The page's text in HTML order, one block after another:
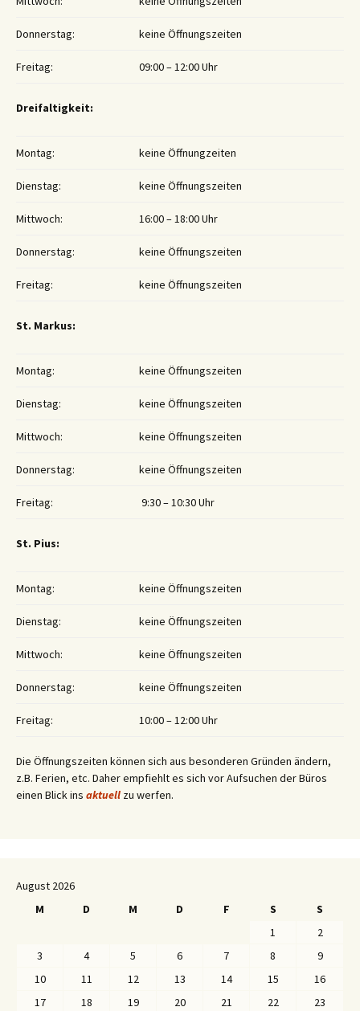
Donnerstag: keine Öffnungszeiten
Freitag: 09:00 – 12:00 Uhr
Dreifaltigkeit:
Montag: keine Öffnungzeiten
Dienstag: keine Öffnungszeiten
Mittwoch: 16:00 – 18:00 Uhr
Donnerstag: keine Öffnungszeiten
Freitag: keine Öffnungszeiten
St. Markus:
Montag: keine Öffnungszeiten
Dienstag: keine Öffnungszeiten
Mittwoch: keine Öffnungszeiten
Donnerstag: keine Öffnungszeiten
Freitag: 9:30 – 10:30 Uhr
St. Pius:
Montag: keine Öffnungszeiten
Dienstag: keine Öffnungszeiten
Mittwoch: keine Öffnungszeiten
Donnerstag: keine Öffnungszeiten
Freitag: 10:00 – 12:00 Uhr
Die Öffnungszeiten können sich aus besonderen Gründen ändern,
z.B. Ferien, etc. Daher empfiehlt es sich vor Aufsuchen der Büros
einen Blick ins aktuell zu werfen.
August 2026
M
D M D F S
S
1
2
3
4 5 6 7 8
9
10
11 12 13 14 15
16
17
18 19 20 21 22
23